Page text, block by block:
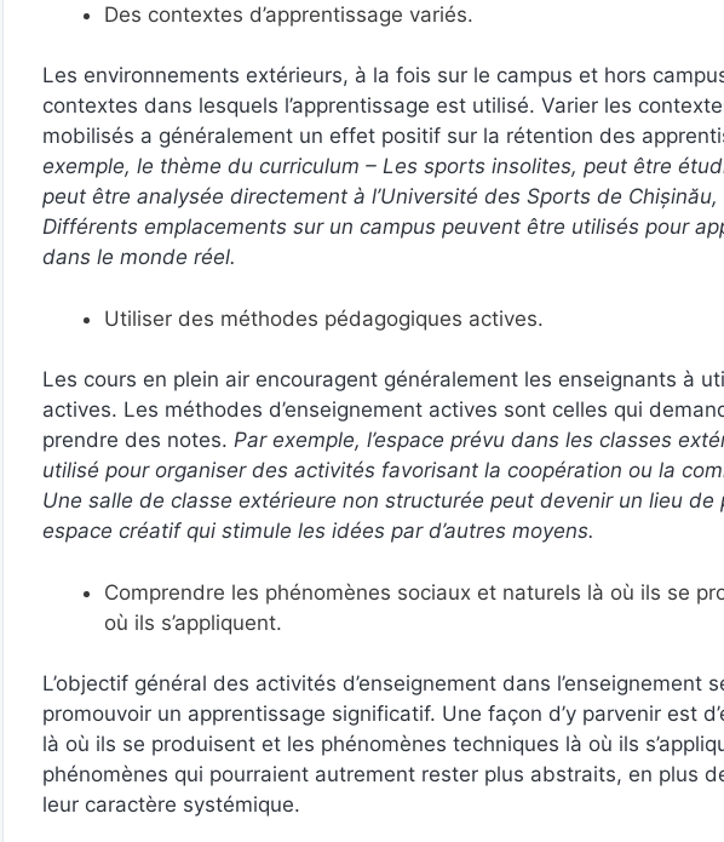
Des contextes d’apprentissage variés.
Les environnements extérieurs, à la fois sur le campus et hors
contextes dans lesquels l’apprentissage est utilisé. Varier les
mobilisés a généralement un effet positif sur la rétention des
exemple, le thème du curriculum – Les sports insolites, peut être
peut être analysée directement à l’Université des Sports de
Différents emplacements sur un campus peuvent être utilisés pour
dans le monde réel.
Utiliser des méthodes pédagogiques actives.
Les cours en plein air encouragent généralement les enseignants à
actives. Les méthodes d’enseignement actives sont celles qui
prendre des notes. Par exemple, l’espace prévu dans les classes
utilisé pour organiser des activités favorisant la coopération ou la
Une salle de classe extérieure non structurée peut devenir un lieu
espace créatif qui stimule les idées par d’autres moyens.
Comprendre les phénomènes sociaux et naturels là où ils se
où ils s’appliquent.
L’objectif général des activités d’enseignement dans
promouvoir un apprentissage significatif. Une façon d’y parvenir est
là où ils se produisent et les phénomènes techniques là où ils
phénomènes qui pourraient autrement rester plus abstraits, en plus
leur caractère systémique.